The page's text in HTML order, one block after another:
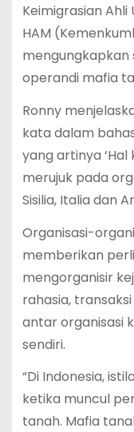
Keimigrasian
HAM
operandi mafia
Ronny
kata dalam
yang artinya ‘Hal
merujuk pada
Sisilia, Italia dan
Organisasi-
memberikan
mengorganisir
rahasia,
antar organisasi
sendiri.
“Di Indonesia,
ketika muncul
tanah. Mafia